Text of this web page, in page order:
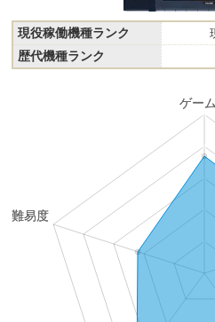
現役稼働機種ランク
歴代機種ランク